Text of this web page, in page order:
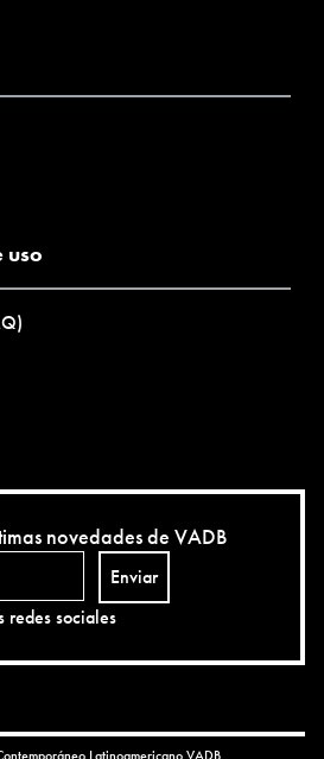
uso
novedades de VADB
Enviar
redes sociales